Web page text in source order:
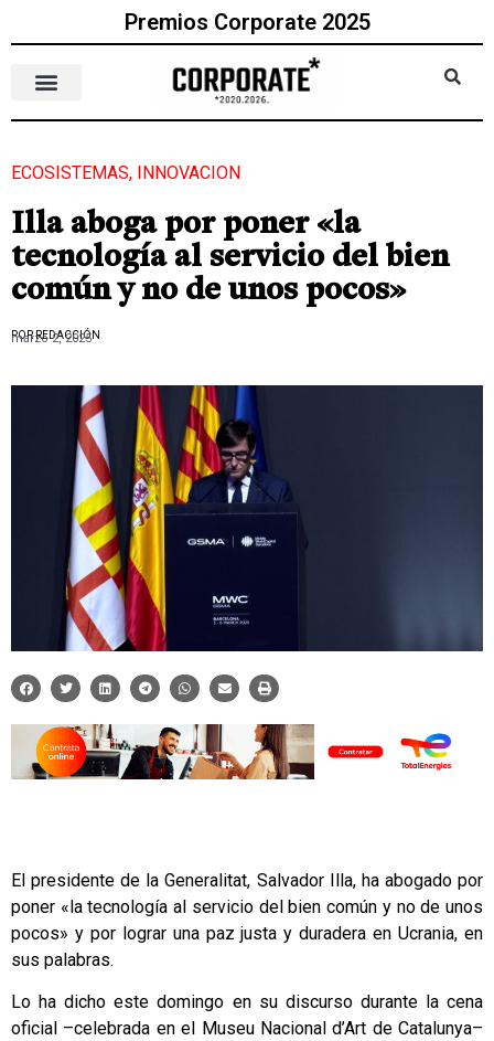
Premios Corporate 2025
ECOSISTEMAS, INNOVACION
Illa aboga por poner «la
tecnología al servicio del bien
común y no de unos pocos»
POR REDACCIÓN
marzo 2, 2025
El presidente de la Generalitat, Salvador Illa, ha abogado por
poner «la tecnología al servicio del bien común y no de unos
pocos» y por lograr una paz justa y duradera en Ucrania, en
sus palabras.
Lo ha dicho este domingo en su discurso durante la cena
oficial –celebrada en el Museu Nacional d’Art de Catalunya–